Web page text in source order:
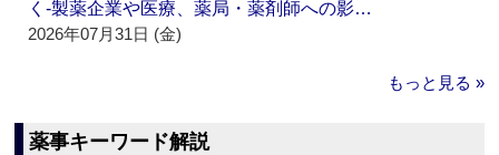
く‐製薬企業や医療、薬局・薬剤師への影…
2026年07月31日 (金)
もっと見る »
薬事キーワード解説